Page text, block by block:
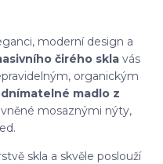
moderní design a
čirého skla vás
organickým
madlo z
mosaznými nýty,
skla a skvěle poslouží